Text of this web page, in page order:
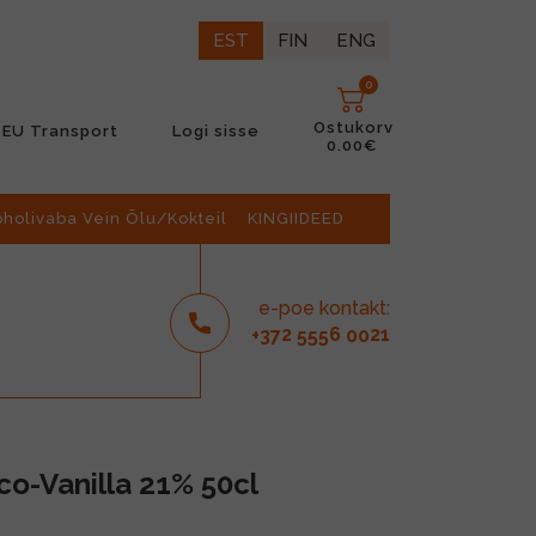
EST FIN ENG
EU Transport Logi sisse
0
Ostukorv
0.00€
Vein Õlu/Kokteil KINGIIDEED
e-poe kontakt:
+372 5556 0021
Vanilla 21% 50cl